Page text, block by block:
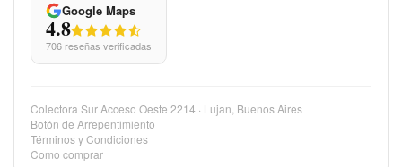
Google Maps
4.8
706 reseñas verificadas
Colectora Sur Acceso Oeste 2214 · Lujan, Buenos Aires
Botón de Arrepentimiento
Términos y Condiciones
Como comprar